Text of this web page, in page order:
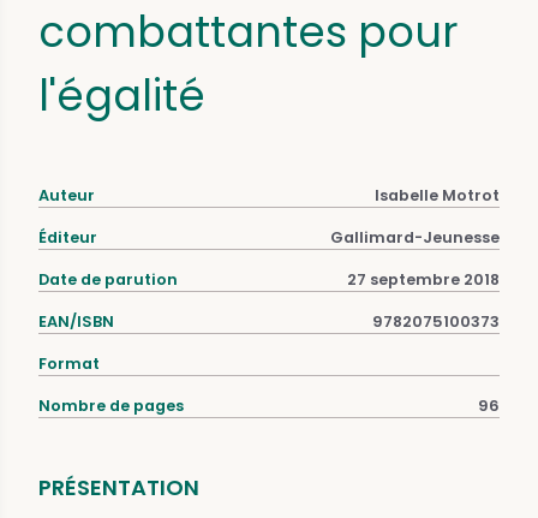
combattantes pour
l'égalité
Auteur Isabelle Motrot
Éditeur Gallimard-Jeunesse
Date de parution 27 septembre 2018
EAN/ISBN 9782075100373
Format
Nombre de pages 96
PRÉSENTATION